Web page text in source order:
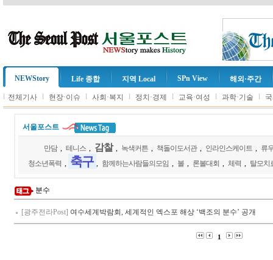
NEWStory Life 종합 지역 Local SPn View 해외·주간
l 전체기사 l 현장·이슈 l 사회·복지 l 정치·경제 l 교육·여성 l 과학·기술 l
서울포스트
만담 테니스 감찰 녹색커튼 책돌이도서관 인라인스케이트
류
청소년폭력
축구 함께하는사람들의모임 볼 론볼대회 체력 탈모치
분수
[광주전라Post] 여수세계박람회, 세계적인 엑스포 해상 ‘백조의 분수’ 공개
1